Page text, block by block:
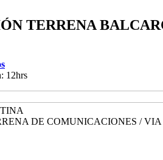
TERRENA
12hrs
DE COMUNICACIONES /